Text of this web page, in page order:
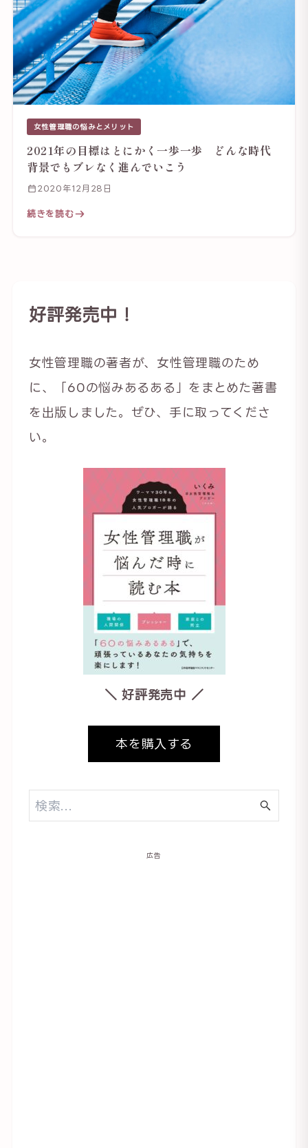
女性管理職の悩みとメリット
2021年の目標はとにかく一歩一歩 どんな時代
背景でもブレなく進んでいこう
2020年12月28日
続きを読む
好評発売中！
女性管理職の著者が、女性管理職のため
に、「60の悩みあるある」をまとめた著書
を出版しました。ぜひ、手に取ってくださ
い。
＼ 好評発売中 ／
本を購入する
広告